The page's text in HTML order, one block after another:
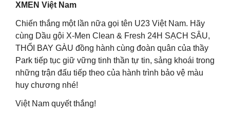
XMEN Việt Nam
Chiến thắng một lần nữa gọi tên U23 Việt Nam. Hãy
cùng Dầu gội X-Men Clean & Fresh 24H SẠCH SÂU,
THỔI BAY GÀU đồng hành cùng đoàn quân của thầy
Park tiếp tục giữ vững tinh thần tự tin, sảng khoái trong
những trận đấu tiếp theo của hành trình bảo vệ màu
huy chương nhé!
Việt Nam quyết thắng!